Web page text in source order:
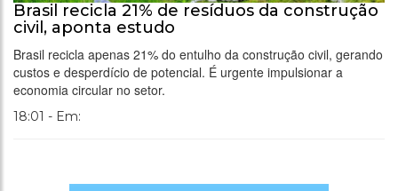
Brasil recicla 21% de resíduos da construção
civil, aponta estudo
Brasil recicla apenas 21% do entulho da construção civil, gerando
custos e desperdício de potencial. É urgente impulsionar a
economia circular no setor.
18:01 - Em: